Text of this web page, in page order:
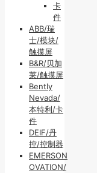
卡
件
ABB/瑞
士/模块/
触摸屏
B&R/贝加
莱/触摸屏
Bently
Nevada/
本特利/卡
件
DEIF/丹
控/控制器
EMERSON
OVATION/